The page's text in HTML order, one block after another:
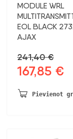
MODULE WRL
EOL BLACK
AJAX
241,40€
Sākotnējā
bija:
167,85 €
ir:
Pievienot